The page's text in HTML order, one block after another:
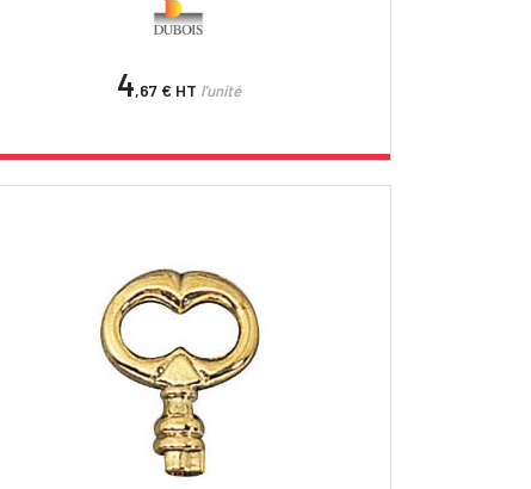
4,67 € HT l'unité